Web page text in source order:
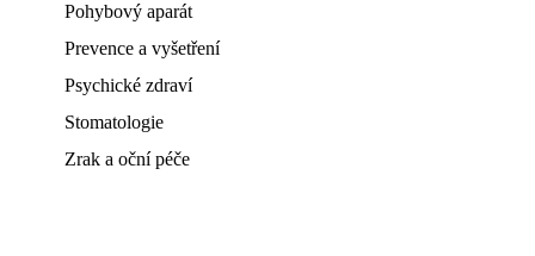
Pohybový aparát
Prevence a vyšetření
Psychické zdraví
Stomatologie
Zrak a oční péče